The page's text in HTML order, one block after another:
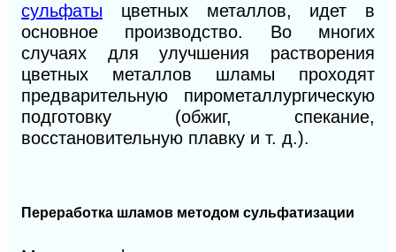
сульфаты цветных металлов, идет в
основное производство. Во многих
случаях для улучшения растворения
цветных металлов шламы проходят
предварительную пирометаллургическую
подготовку (обжиг, спекание,
восстановительную плавку и т. д.).
Переработка шламов методом сульфатизации